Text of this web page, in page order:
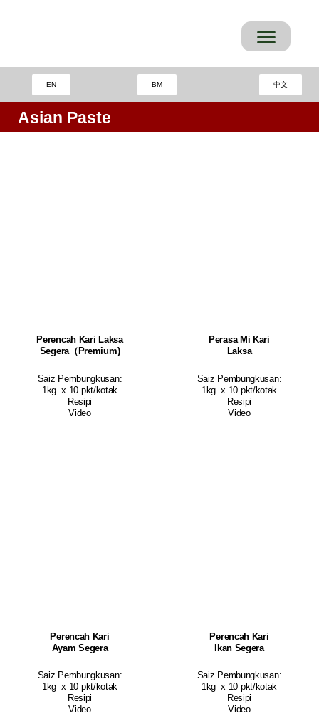
EN BM 中文
Asian Paste
Perencah Kari Laksa
Segera（Premium)
Saiz Pembungkusan:
1kg x 10 pkt/kotak
Resipi
Video
Perasa Mi Kari
Laksa
Saiz Pembungkusan:
1kg x 10 pkt/kotak
Resipi
Video
Perencah Kari
Ayam Segera
Saiz Pembungkusan:
1kg x 10 pkt/kotak
Resipi
Video
Perencah Kari
Ikan Segera
Saiz Pembungkusan:
1kg x 10 pkt/kotak
Resipi
Video